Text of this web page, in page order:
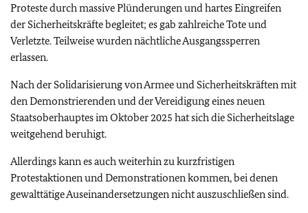
Proteste durch massive Plünderungen und hartes Eingreifen
der Sicherheitskräfte begleitet; es gab zahlreiche Tote und
Verletzte. Teilweise wurden nächtliche Ausgangssperren
erlassen.
Nach der Solidarisierung von Armee und Sicherheitskräften mit
den Demonstrierenden und der Vereidigung eines neuen
Staatsoberhauptes im Oktober 2025 hat sich die Sicherheitslage
weitgehend beruhigt.
Allerdings kann es auch weiterhin zu kurzfristigen
Protestaktionen und Demonstrationen kommen, bei denen
gewalttätige Auseinandersetzungen nicht auszuschließen sind.